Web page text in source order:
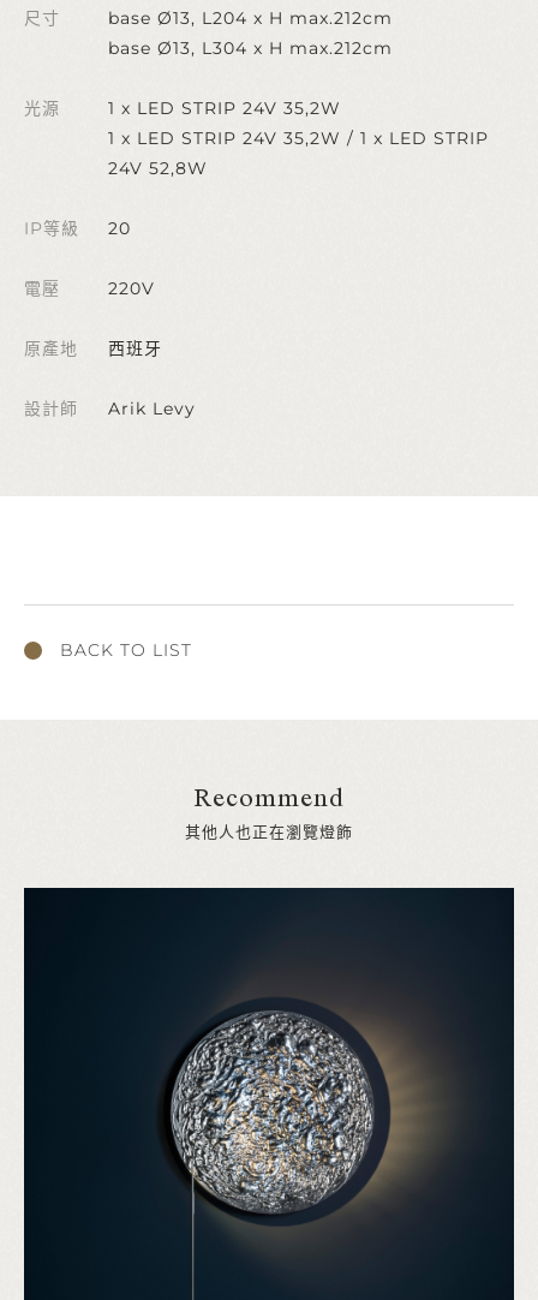
尺寸
base Ø13, L204 x H max.212cm
base Ø13, L304 x H max.212cm
光源
1 x LED STRIP 24V 35,2W
1 x LED STRIP 24V 35,2W / 1 x LED STRIP
24V 52,8W
IP等級 20
電壓 220V
原產地 西班牙
設計師 Arik Levy
BACK TO LIST
Recommend
其他人也正在瀏覽燈飾